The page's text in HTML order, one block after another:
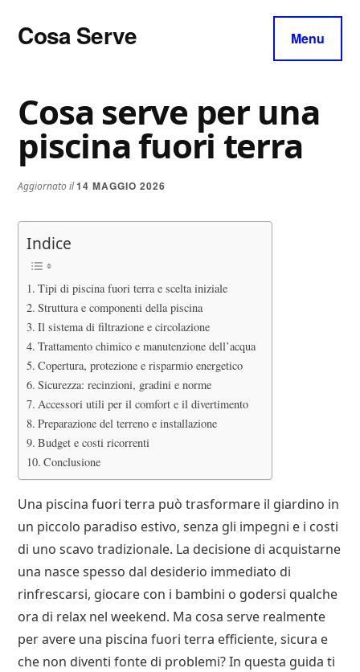
main
primary
footer
menu
Cosa Serve
il
Tuo
Parquet
Menu
Cosa serve per una
piscina fuori terra​​
Aggiornato il14 MAGGIO 2026
Indice
Tipi di piscina fuori terra e scelta iniziale
Struttura e componenti della piscina
Il sistema di filtrazione e circolazione
Trattamento chimico e manutenzione dell’acqua
Copertura, protezione e risparmio energetico
Sicurezza: recinzioni, gradini e norme
Accessori utili per il comfort e il divertimento
Preparazione del terreno e installazione
Budget e costi ricorrenti
Conclusione
Una piscina fuori terra può trasformare il giardino in
un piccolo paradiso estivo, senza gli impegni e i costi
di uno scavo tradizionale. La decisione di acquistarne
una nasce spesso dal desiderio immediato di
rinfrescarsi, giocare con i bambini o godersi qualche
ora di relax nel weekend. Ma cosa serve realmente
per avere una piscina fuori terra efficiente, sicura e
che non diventi fonte di problemi? In questa guida ti